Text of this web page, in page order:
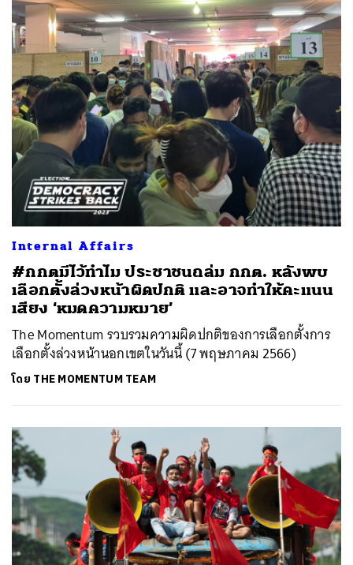
Internal Affairs
#กกตมีไว้ทำไม ประชาชนถล่ม กกต. หลังพบ
เลือกตั้งล่วงหน้าผิดปกติ และอาจทำให้คะแนน
เสียง ‘หมดความหมาย’
The Momentum รวบรวมความผิดปกติของการเลือกตั้งการ
เลือกตั้งล่วงหน้านอกเขตในวันนี้ (7 พฤษภาคม 2566)
โดย THE MOMENTUM TEAM